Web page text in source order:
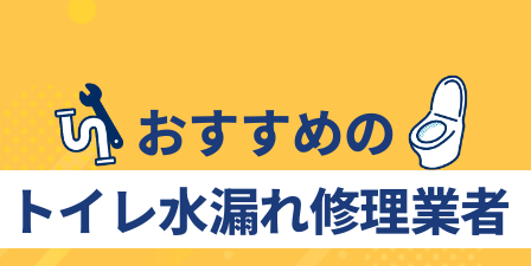
おすすめの
トイレ水漏れ修理業者